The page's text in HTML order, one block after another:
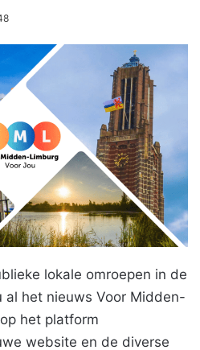
lokale omroepen in de
al het nieuws Voor Midden-
het platform
website en de diverse